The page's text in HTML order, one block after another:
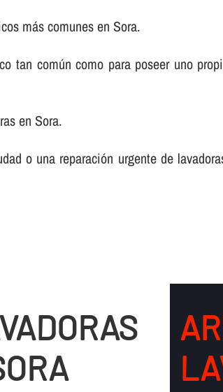
más comunes en Sora.
tan común como para poseer uno
en Sora.
o una reparación urgente de